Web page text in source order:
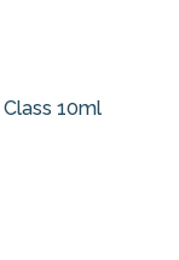
10ml